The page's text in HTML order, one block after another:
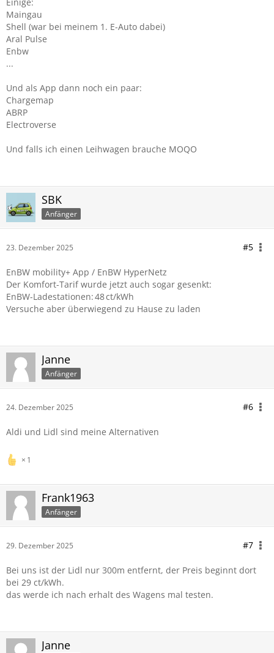
Maingau
Shell (war bei meinem 1. E-Auto dabei)
Aral Pulse
Enbw
...
Und als App dann noch ein paar:
Chargemap
ABRP
Electroverse
Und falls ich einen Leihwagen brauche MOQO
SBK
Anfänger
23. Dezember 2025 #5
EnBW mobility+ App / EnBW HyperNetz
Der Komfort-Tarif wurde jetzt auch sogar gesenkt:
EnBW-Ladestationen: 48 ct/kWh
Versuche aber überwiegend zu Hause zu laden
Janne
Anfänger
24. Dezember 2025 #6
Aldi und Lidl sind meine Alternativen
1
Frank1963
Anfänger
29. Dezember 2025 #7
Bei uns ist der Lidl nur 300m entfernt, der Preis beginnt dort
bei 29 ct/kWh.
das werde ich nach erhalt des Wagens mal testen.
Janne